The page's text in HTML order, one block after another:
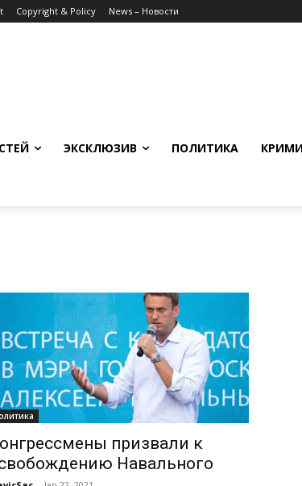
Copyright & Policy News – Новости
ЭКСКЛЮЗИВ ПОЛИТИКА
призвали к
Навального